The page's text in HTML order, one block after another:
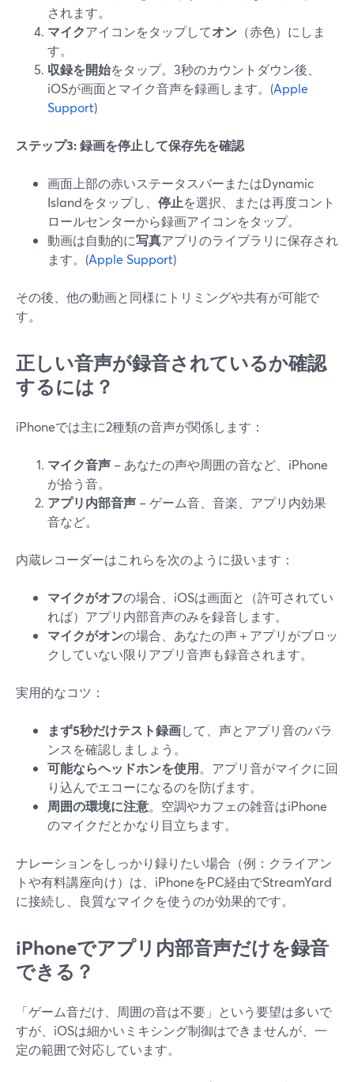
されます。
マイクアイコンをタップしてオン （赤色）にしま
す。
収録を開始をタップ。3秒のカウントダウン後、
iOSが画面とマイク音声を録画します。(Apple
Support)
ステップ3: 録画を停止して保存先を確認
画面上部の赤いステータスバーまたはDynamic
Islandをタップし、 停止を選択、または再度コント
ロールセンターから録画アイコンをタップ。
動画は自動的に写真アプリのライブラリに保存され
ます。(Apple Support)
その後、他の動画と同様にトリミングや共有が可能で
す。
正しい音声が録音されているか確認
するには？
iPhoneでは主に2種類の音声が関係します：
マイク音声 – あなたの声や周囲の音など、iPhone
が拾う音。
アプリ内部音声 – ゲーム音、音楽、アプリ内効果
音など。
内蔵レコーダーはこれらを次のように扱います：
マイクがオフの場合、iOSは画面と（許可されてい
れば）アプリ内部音声のみを録音します。
マイクがオンの場合、あなたの声＋アプリがブロッ
クしていない限りアプリ音声も録音されます。
実用的なコツ：
まず5秒だけテスト録画して、声とアプリ音のバラ
ンスを確認しましょう。
可能ならヘッドホンを使用。アプリ音がマイクに回
り込んでエコーになるのを防げます。
周囲の環境に注意。空調やカフェの雑音はiPhone
のマイクだとかなり目立ちます。
ナレーションをしっかり録りたい場合（例：クライアン
トや有料講座向け）は、iPhoneをPC経由でStreamYard
に接続し、良質なマイクを使うのが効果的です。
iPhoneでアプリ内部音声だけを録音
できる？
「ゲーム音だけ、周囲の音は不要」という要望は多いで
すが、iOSは細かいミキシング制御はできませんが、一
定の範囲で対応しています。